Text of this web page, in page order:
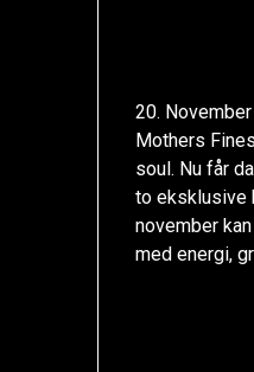
20.
Mothers
soul. Nu får
to eksklusive
november
med energi,